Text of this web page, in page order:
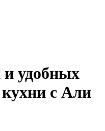
удобных
кухни с Али